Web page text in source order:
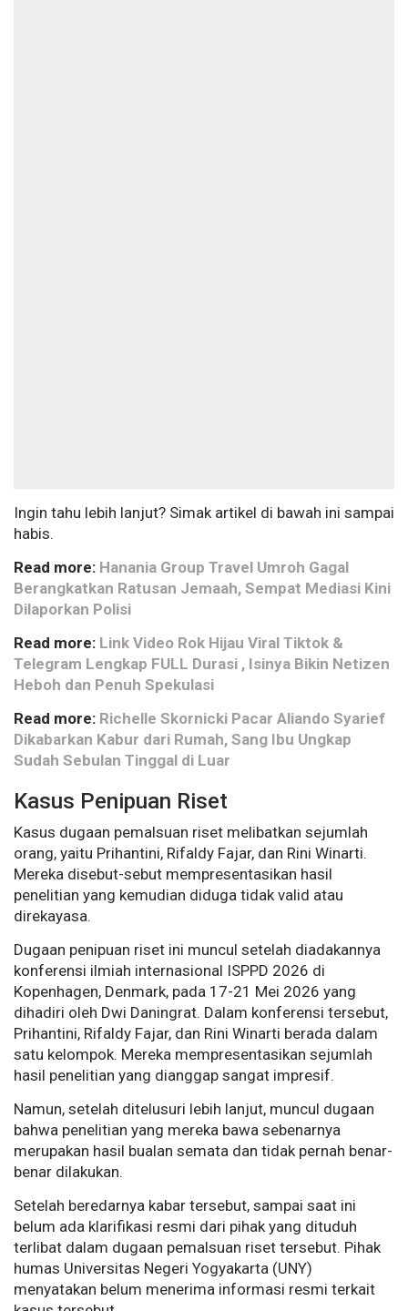
Ingin tahu lebih lanjut? Simak artikel di bawah ini sampai
habis.
Read more: Hanania Group Travel Umroh Gagal
Berangkatkan Ratusan Jemaah, Sempat Mediasi Kini
Dilaporkan Polisi
Read more: Link Video Rok Hijau Viral Tiktok &
Telegram Lengkap FULL Durasi , Isinya Bikin Netizen
Heboh dan Penuh Spekulasi
Read more: Richelle Skornicki Pacar Aliando Syarief
Dikabarkan Kabur dari Rumah, Sang Ibu Ungkap
Sudah Sebulan Tinggal di Luar
Kasus Penipuan Riset
Kasus dugaan pemalsuan riset melibatkan sejumlah
orang, yaitu Prihantini, Rifaldy Fajar, dan Rini Winarti.
Mereka disebut-sebut mempresentasikan hasil
penelitian yang kemudian diduga tidak valid atau
direkayasa.
Dugaan penipuan riset ini muncul setelah diadakannya
konferensi ilmiah internasional ISPPD 2026 di
Kopenhagen, Denmark, pada 17-21 Mei 2026 yang
dihadiri oleh Dwi Daningrat. Dalam konferensi tersebut,
Prihantini, Rifaldy Fajar, dan Rini Winarti berada dalam
satu kelompok. Mereka mempresentasikan sejumlah
hasil penelitian yang dianggap sangat impresif.
Namun, setelah ditelusuri lebih lanjut, muncul dugaan
bahwa penelitian yang mereka bawa sebenarnya
merupakan hasil bualan semata dan tidak pernah benar-
benar dilakukan.
Setelah beredarnya kabar tersebut, sampai saat ini
belum ada klarifikasi resmi dari pihak yang dituduh
terlibat dalam dugaan pemalsuan riset tersebut. Pihak
humas Universitas Negeri Yogyakarta (UNY)
menyatakan belum menerima informasi resmi terkait